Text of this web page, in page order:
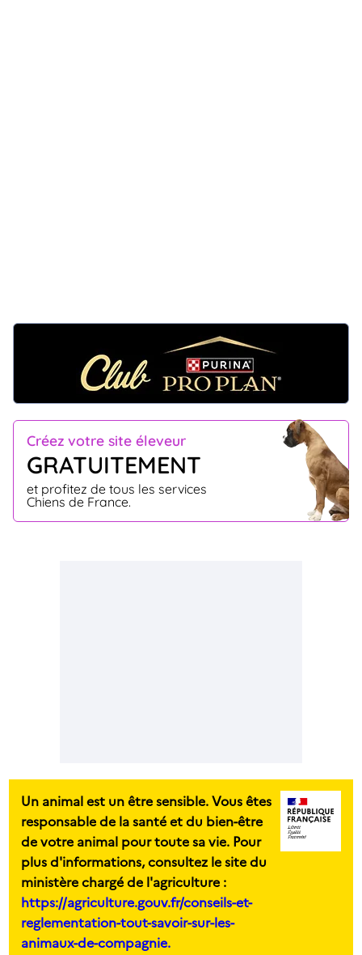
Créez votre site éleveur
GRATUITEMENT
et profitez de tous les services
Chiens de France.
Un animal est un être sensible. Vous êtes
responsable de la santé et du bien-être
de votre animal pour toute sa vie. Pour
plus d'informations, consultez le site du
ministère chargé de l'agriculture :
https://agriculture.gouv.fr/conseils-et-
reglementation-tout-savoir-sur-les-
animaux-de-compagnie.